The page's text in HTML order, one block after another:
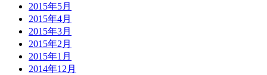
2015年5月
2015年4月
2015年3月
2015年2月
2015年1月
2014年12月